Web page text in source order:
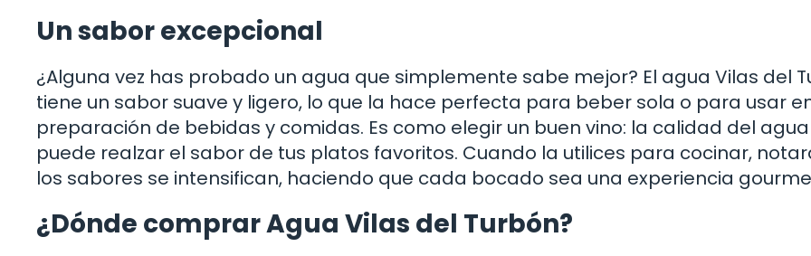
Un sabor excepcional
¿Alguna vez has probado un agua que simplemente sabe mejor? El agua Vilas del
tiene un sabor suave y ligero, lo que la hace perfecta para beber sola o para usar
preparación de bebidas y comidas. Es como elegir un buen vino: la calidad del agua
puede realzar el sabor de tus platos favoritos. Cuando la utilices para cocinar,
los sabores se intensifican, haciendo que cada bocado sea una experiencia
¿Dónde comprar Agua Vilas del Turbón?